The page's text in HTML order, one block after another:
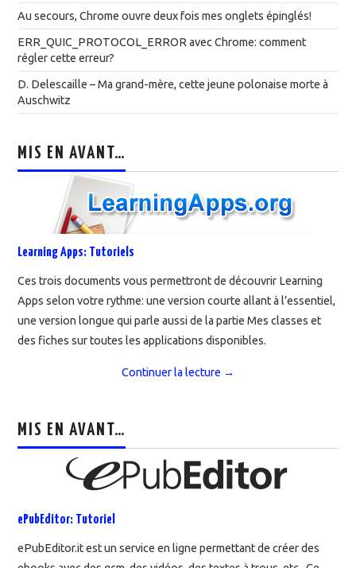
Au secours, Chrome ouvre deux fois mes onglets épinglés!
ERR_QUIC_PROTOCOL_ERROR avec Chrome: comment
régler cette erreur?
D. Delescaille – Ma grand-mère, cette jeune polonaise morte à
Auschwitz
MIS EN AVANT…
Learning Apps: Tutoriels
Ces trois documents vous permettront de découvrir Learning
Apps selon votre rythme: une version courte allant à l’essentiel,
une version longue qui parle aussi de la partie Mes classes et
des fiches sur toutes les applications disponibles.
Continuer la lecture →
MIS EN AVANT…
ePubEditor: Tutoriel
ePubEditor.it est un service en ligne permettant de créer des